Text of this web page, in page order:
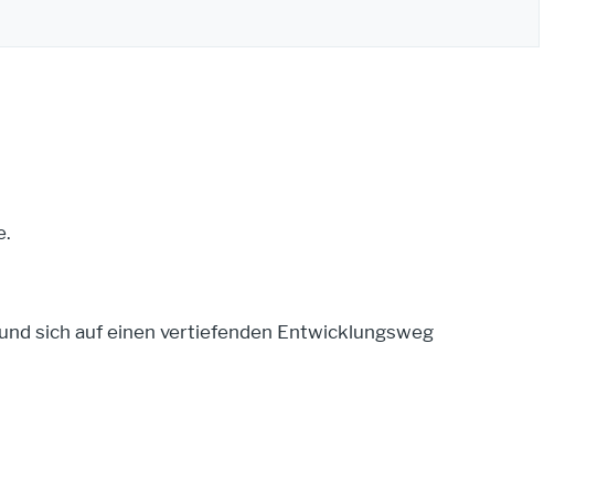
sich auf einen vertiefenden Entwicklungsweg